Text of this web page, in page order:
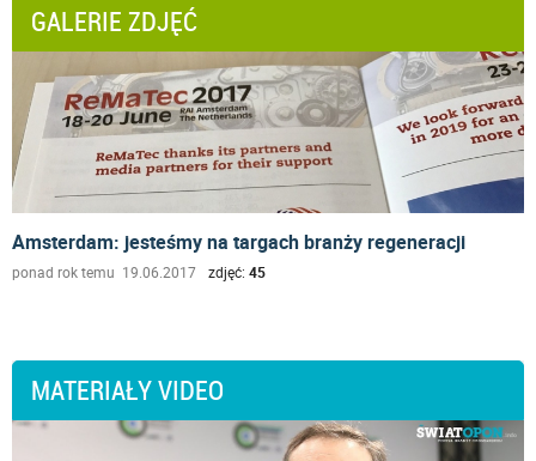
GALERIE ZDJĘĆ
Amsterdam: jesteśmy na targach branży regeneracji
ponad rok temu 19.06.2017 zdjęć: 45
MATERIAŁY VIDEO